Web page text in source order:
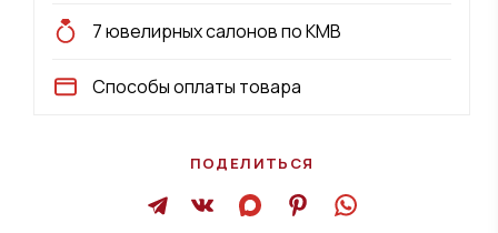
7 ювелирных салонов по КМВ
Способы оплаты товара
ПОДЕЛИТЬСЯ